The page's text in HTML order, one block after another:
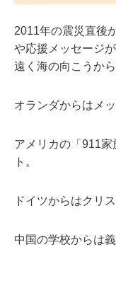
2011年の震災直後
や応援メッセージ
遠く海の向こうか
オランダからはメ
アメリカの「911
ト。
ドイツからはクリ
中国の学校からは義